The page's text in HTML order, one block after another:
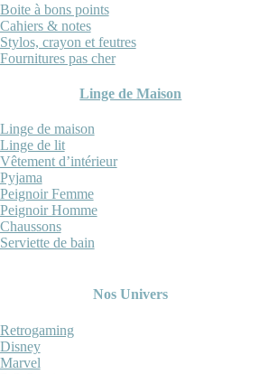
Boite à bons points
Cahiers & notes
Stylos, crayon et feutres
Fournitures pas cher
Linge de Maison
Linge de maison
Linge de lit
Vêtement d’intérieur
Pyjama
Peignoir Femme
Peignoir Homme
Chaussons
Serviette de bain
Nos Univers
Retrogaming
Disney
Marvel